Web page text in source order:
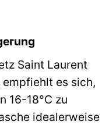
Saint Laurent
es sich,
16-18°C zu
idealerweise